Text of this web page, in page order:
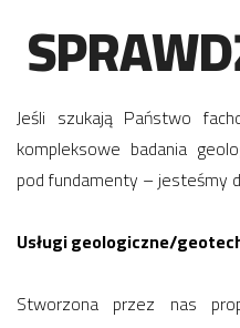
Jeśli szukają Państwo
kompleksowe badania
pod fundamenty – jesteśmy
Usługi geologiczne/
Stworzona przez nas